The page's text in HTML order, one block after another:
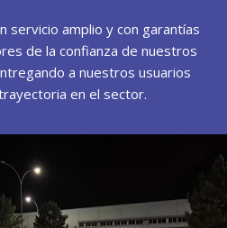
servicio amplio y con garantías
de la confianza de nuestros
a nuestros usuarios
en el sector.